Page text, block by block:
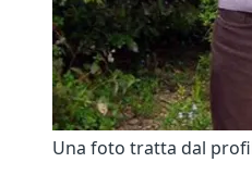
Una foto tratta dal